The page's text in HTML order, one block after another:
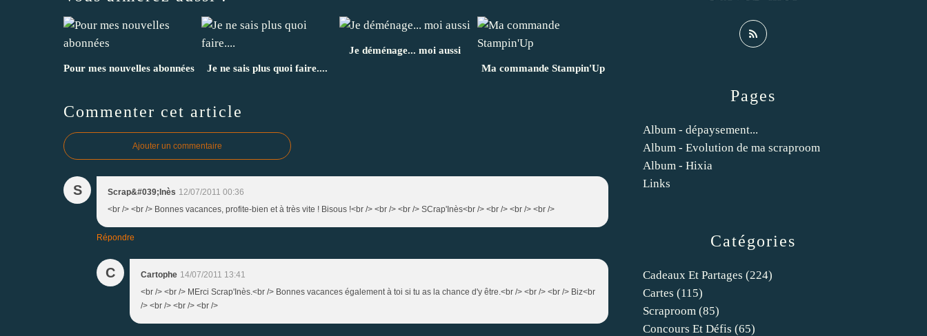
Pour mes nouvelles abonnées Je ne sais plus quoi faire....
Je déménage... moi aussi
Ma commande Stampin'Up
Commenter cet article
Ajouter un commentaire
S Scrap&#039;Inès 12/07/2011 00:36
<br /> <br /> Bonnes vacances, profite-bien et à très vite ! Bisous !<br /> <br /> <br /> SCrap'Inès<br /> <br /> <br /> <br />
Répondre
C Cartophe 14/07/2011 13:41
<br /> <br /> MErci Scrap'Inès.<br /> Bonnes vacances également à toi si tu as la chance d'y être.<br /> <br /> <br /> Biz<br
/> <br /> <br /> <br />
Catégories
Cadeaux Et Partages (224)
Cartes (115)
Scraproom (85)
Concours Et Défis (65)
Pages
Album - dépaysement...
Album - Evolution de ma scraproom
Album - Hixia
Links